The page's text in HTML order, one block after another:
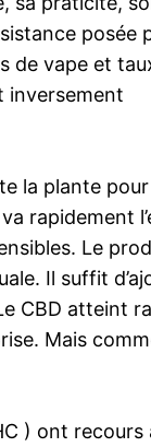
posée
de vape et
inversement
la plante
rapidement
Le
Il suffit
CBD atteint
Mais
) ont recours